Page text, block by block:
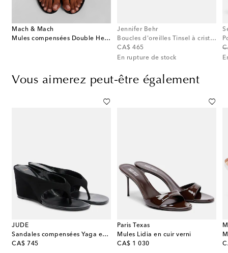
Mach & Mach
Mules compensées Double Heart en satin
Jennifer Behr
Boucles d'oreilles Tinsel à cristaux
CA$ 465
original price
En rupture de stock
Vous aimerez peut-être également
JUDE
Sandales compensées Yaga en cuir
CA$ 745
original price
Paris Texas
Mules Lidia en cuir verni
CA$ 1 030
original price